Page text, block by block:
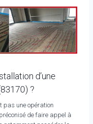
d’une
?
pas une opération
de faire appel à